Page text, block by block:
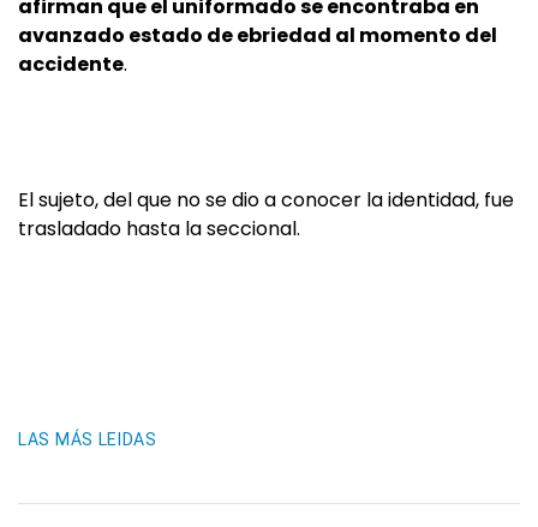
afirman que el uniformado se encontraba en
avanzado estado de ebriedad al momento del
accidente.
El sujeto, del que no se dio a conocer la identidad, fue
trasladado hasta la seccional.
LAS MÁS LEIDAS